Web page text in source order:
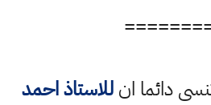
دائما انللاستاذ احمد